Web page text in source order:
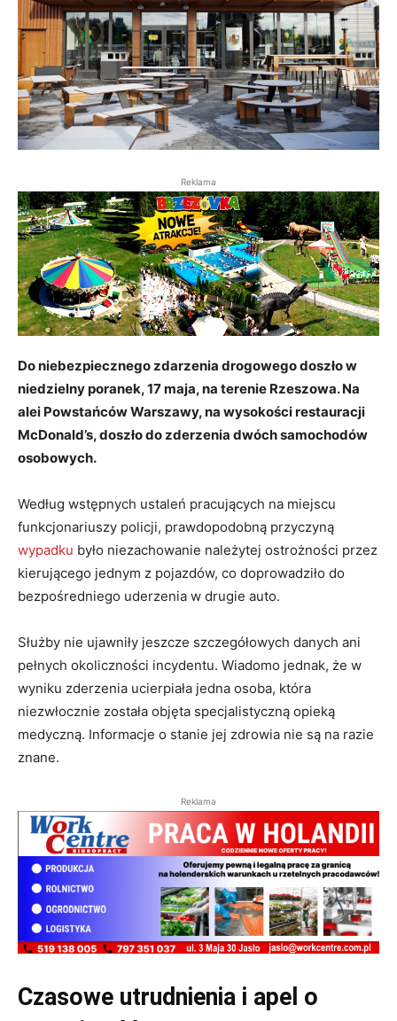
Reklama
Do niebezpiecznego zdarzenia drogowego doszło w
niedzielny poranek, 17 maja, na terenie Rzeszowa. Na
alei Powstańców Warszawy, na wysokości restauracji
McDonald’s, doszło do zderzenia dwóch samochodów
osobowych.
Według wstępnych ustaleń pracujących na miejscu
funkcjonariuszy policji, prawdopodobną przyczyną
wypadku było niezachowanie należytej ostrożności przez
kierującego jednym z pojazdów, co doprowadziło do
bezpośredniego uderzenia w drugie auto.
Służby nie ujawniły jeszcze szczegółowych danych ani
pełnych okoliczności incydentu. Wiadomo jednak, że w
wyniku zderzenia ucierpiała jedna osoba, która
niezwłocznie została objęta specjalistyczną opieką
medyczną. Informacje o stanie jej zdrowia nie są na razie
znane.
Reklama
Czasowe utrudnienia i apel o